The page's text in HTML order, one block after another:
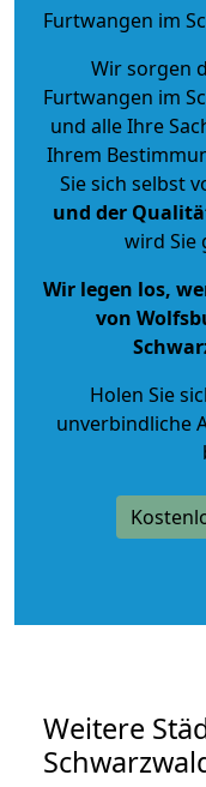
Furtwangen im
Wir sorgen
Furtwangen im
und alle Ihre
Ihrem
Sie sich selbst
und der
wird Sie
Wir legen los,
von
Holen Sie
unverbindliche
Weitere